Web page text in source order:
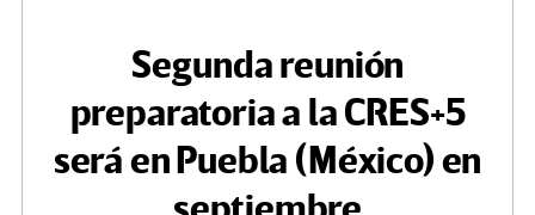
Segunda reunión
preparatoria a la CRES+5
será en Puebla (México) en